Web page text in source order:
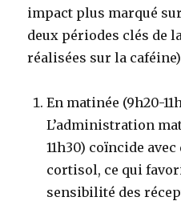
impact plus marqué
deux périodes clés de
réalisées sur la
En matinée (9h20-
L’administration
11h30) coïncide
cortisol, ce qui
sensibilité des